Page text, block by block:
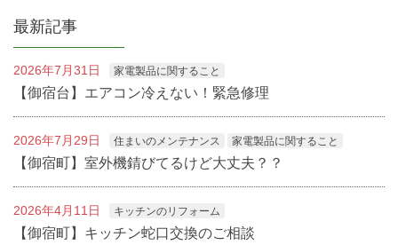
最新記事
2026年7月31日 家電製品に関すること
【御宿台】エアコン冷えない！緊急修理
2026年7月29日 住まいのメンテナンス 家電製品に関すること
【御宿町】室外機錆びてるけど大丈夫？？
2026年4月11日 キッチンのリフォーム
【御宿町】キッチン蛇口交換のご相談